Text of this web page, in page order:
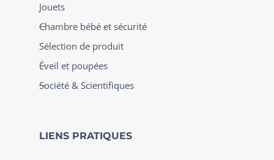
Jouets
Chambre bébé et sécurité
Sélection de produit
Éveil et poupées
Société & Scientifiques
LIENS PRATIQUES